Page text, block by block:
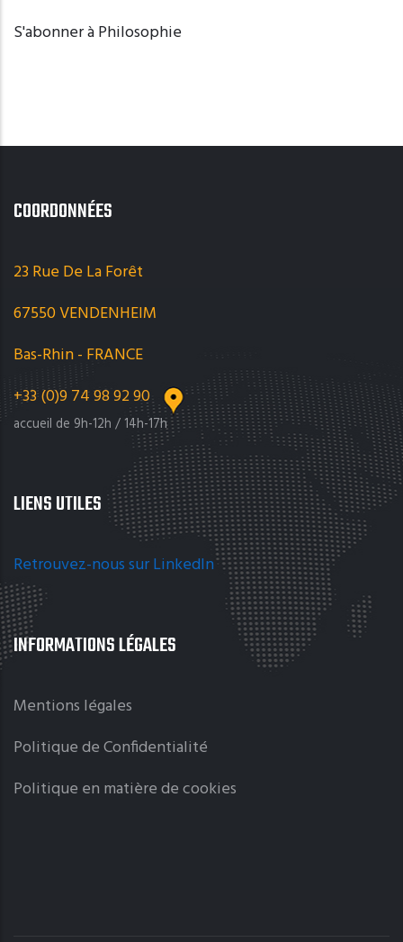
S'abonner à Philosophie
COORDONNÉES
23 Rue De La Forêt
67550 VENDENHEIM
Bas-Rhin - FRANCE
+33 (0)9 74 98 92 90
accueil de 9h-12h / 14h-17h
LIENS UTILES
Retrouvez-nous sur LinkedIn
INFORMATIONS LÉGALES
Mentions légales
Politique de Confidentialité
Politique en matière de cookies